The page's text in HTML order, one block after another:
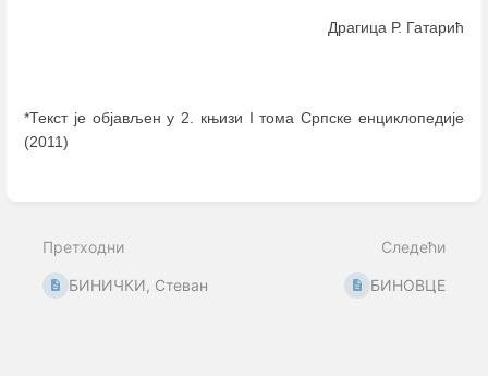
Драгица Р. Гатарић
*Текст је објављен у 2. књизи I тома Српске енциклопедије
(2011)
section
mode
Претходни
БИНИЧКИ, Стеван
Следећи
БИНОВЦЕ